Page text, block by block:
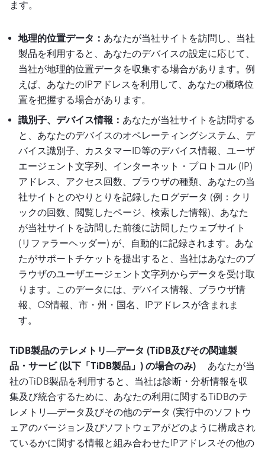
ます。
地理的位置データ： あなたが当社サイトを訪問し、当社
製品を利用すると、あなたのデバイスの設定に応じて、
当社が地理的位置データを収集する場合があります。例
えば、あなたのIPアドレスを利用して、あなたの概略位
置を把握する場合があります。
識別子、デバイス情報： あなたが当社サイトを訪問する
と、あなたのデバイスのオペレーティングシステム、デ
バイス識別子、カスタマーID等のデバイス情報、ユーザ
エージェント文字列、インターネット・プロトコル (IP)
アドレス、アクセス回数、ブラウザの種類、あなたの当
社サイトとのやりとりを記録したログデータ (例：クリ
ックの回数、閲覧したページ、検索した情報)、あなた
が当社サイトを訪問した前後に訪問したウェブサイト
(リファラーヘッダー) が、自動的に記録されます。あな
たがサポートチケットを提出すると、当社はあなたのブ
ラウザのユーザエージェント文字列からデータを受け取
ります。このデータには、デバイス情報、ブラウザ情
報、OS情報、市・州・国名、IPアドレスが含まれま
す。
TiDB製品のテレメトリ―データ (TiDB及びその関連製
品・サービ (以下「TiDB製品」) の場合のみ)
あなたが当
社のTiDB製品を利用すると、当社は診断・分析情報を収
集及び統合するために、あなたの利用に関するTiDBのテ
レメトリ―データ及びその他のデータ (実行中のソフトウ
ェアのバージョン及びソフトウェアがどのように構成され
ているかに関する情報と組み合わせたIPアドレスその他の